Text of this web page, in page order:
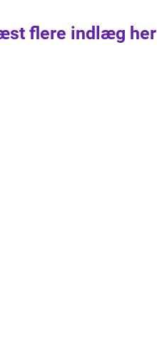
flere indlæg her